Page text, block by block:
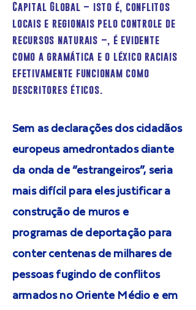
Capital Global – isto é, conflitos
locais e regionais pelo controle de
recursos naturais –, é evidente
como a gramática e o léxico raciais
efetivamente funcionam como
descritores éticos.
Sem as declarações dos cidadãos
europeus amedrontados diante
da onda de “estrangeiros”, seria
mais difícil para eles justificar a
construção de muros e
programas de deportação para
conter centenas de milhares de
pessoas fugindo de conflitos
armados no Oriente Médio e em